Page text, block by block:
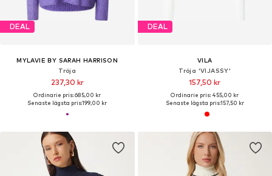
DEAL
MYLAVIE BY SARAH HARRISON
Tröja
237,30 kr
Ordinarie pris: 685,00 kr
Senaste lägsta pris:199,00 kr
DEAL
VILA
Tröja 'VIJASSY'
157,50 kr
Ordinarie pris: 455,00 kr
Senaste lägsta pris:157,50 kr